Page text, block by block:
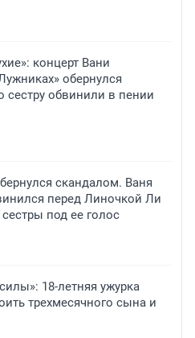
концерт Вани
обернулся
сестру обвинили в пении
скандалом. Ваня
перед Линочкой Ли
под ее голос
18-летняя ужурка
трехмесячного сына и